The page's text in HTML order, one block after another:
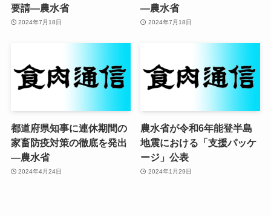
要請—農水省
2024年7月18日
—農水省
2024年7月18日
都道府県知事に連休期間の
家畜防疫対策の徹底を発出
—農水省
2024年4月24日
農水省が令和6年能登半島
地震における「支援パッケ
ージ」公表
2024年1月29日